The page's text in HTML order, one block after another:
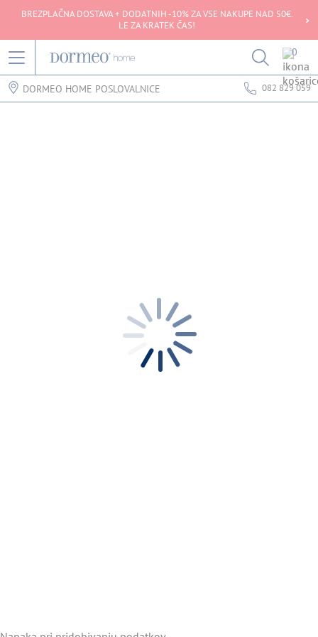
BREZPLAČNA DOSTAVA + DODATNIH -10% ZA VSE NAKUPE NAD 50€.
LE ZA KRATEK ČAS!
0
DORMEO HOME POSLOVALNICE 082 829 059